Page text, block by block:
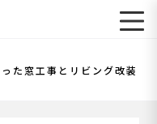
た窓工事とリビング改装